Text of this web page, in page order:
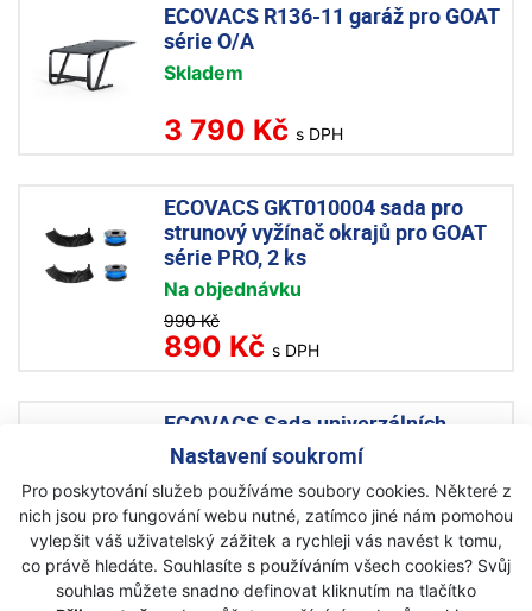
Nastavení soukromí
Pro poskytování služeb používáme soubory cookies. Některé z
nich jsou pro fungování webu nutné, zatímco jiné nám pomohou
vylepšit váš uživatelský zážitek a rychleji vás navést k tomu,
co právě hledáte. Souhlasíte s používáním všech cookies? Svůj
souhlas můžete snadno definovat kliknutím na tlačítko
ECOVACS R136-11 garáž pro GOAT
série O/A
Skladem
3 790 Kč s DPH
ECOVACS GKT010004 sada pro
strunový vyžínač okrajů pro GOAT
série PRO, 2 ks
Na objednávku
990 Kč
890 Kč s DPH
ECOVACS Sada univerzálních
žacích nožů pro robotické sekačky
Akce
Skladem
599 Kč
550 Kč s DPH